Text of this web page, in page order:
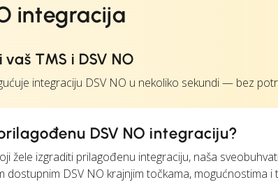
integracija
TMS i DSV NO
integraciju DSV NO u nekoliko sekundi — bez
DSV NO integraciju?
žele izgraditi prilagođenu integraciju, naša
dostupnim DSV NO krajnjim točkama, mogućnostima i